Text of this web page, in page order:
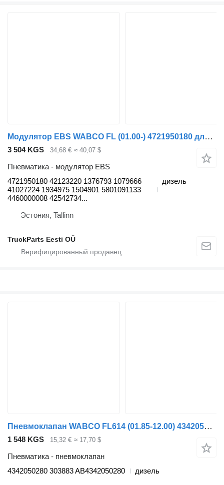
Модулятор EBS WABCO FL (01.00-) 4721950180 для грузовика Volvo FL, FL6, FL7, FL10, FL12, FS718 (1985-2005)
3 504 KGS 34,68 € ≈ 40,07 $
Пневматика - модулятор EBS
4721950180 42123220 1376793 1079666
41027224 1934975 1504901 5801091133
4460000008 42542734...
дизель
Эстония, Tallinn
TruckParts Eesti OÜ
Пневмоклапан WABCO FL614 (01.85-12.00) 4342050280 для грузовика Volvo FL, FL6, FL7, FL10, FL12, FS718 (1985-2005)
1 548 KGS 15,32 € ≈ 17,70 $
Пневматика - пневмоклапан
4342050280 303883 AB4342050280
дизель